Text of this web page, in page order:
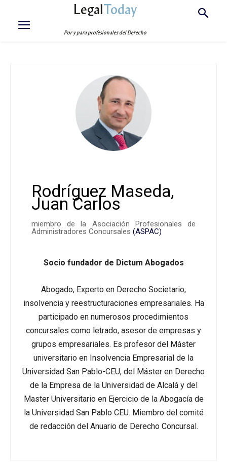
LegalToday
Por y para profesionales del Derecho
Rodríguez Maseda,
Juan Carlos
miembro de la Asociación Profesionales de
Administradores Concursales (ASPAC)
Socio fundador de Dictum Abogados
Abogado, Experto en Derecho Societario,
insolvencia y reestructuraciones empresariales. Ha
participado en numerosos procedimientos
concursales como letrado, asesor de empresas y
grupos empresariales. Es profesor del Máster
universitario en Insolvencia Empresarial de la
Universidad San Pablo-CEU, del Máster en Derecho
de la Empresa de la Universidad de Alcalá y del
Master Universitario en Ejercicio de la Abogacía de
la Universidad San Pablo CEU. Miembro del comité
de redacción del Anuario de Derecho Concursal.